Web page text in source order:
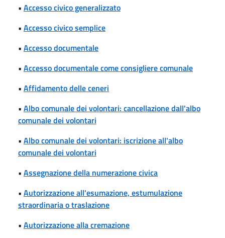
• Accesso civico generalizzato
• Accesso civico semplice
• Accesso documentale
• Accesso documentale come consigliere comunale
• Affidamento delle ceneri
• Albo comunale dei volontari: cancellazione dall'albo
comunale dei volontari
• Albo comunale dei volontari: iscrizione all'albo
comunale dei volontari
• Assegnazione della numerazione civica
• Autorizzazione all'esumazione, estumulazione
straordinaria o traslazione
• Autorizzazione alla cremazione